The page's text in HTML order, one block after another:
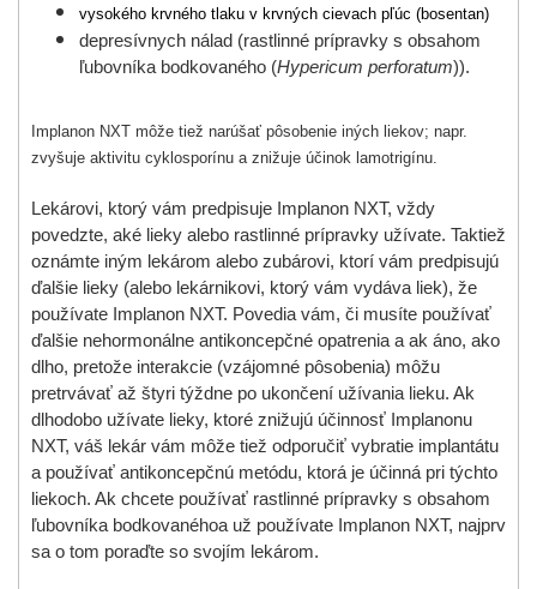
vysokého krvného tlaku v krvných cievach pľúc (bosentan)
depresívnych nálad (rastlinné prípravky s obsahom
ľubovníka bodkovaného (Hypericum perforatum)).
Implanon NXT môže tiež narúšať pôsobenie iných liekov; napr.
zvyšuje aktivitu cyklosporínu a znižuje účinok lamotrigínu.
Lekárovi, ktorý vám predpisuje Implanon NXT, vždy
povedzte, aké lieky alebo rastlinné prípravky užívate. Taktiež
oznámte iným lekárom alebo zubárovi, ktorí vám predpisujú
ďalšie lieky (alebo lekárnikovi, ktorý vám vydáva liek), že
používate Implanon NXT. Povedia vám, či musíte používať
ďalšie nehormonálne antikoncepčné opatrenia a ak áno, ako
dlho, pretože interakcie (vzájomné pôsobenia) môžu
pretrvávať až štyri týždne po ukončení užívania lieku. Ak
dlhodobo užívate lieky, ktoré znižujú účinnosť Implanonu
NXT, váš lekár vám môže tiež odporučiť vybratie implantátu
a používať antikoncepčnú metódu, ktorá je účinná pri týchto
liekoch. Ak chcete používať rastlinné prípravky s obsahom
ľubovníka bodkovanéhoa už používate Implanon NXT, najprv
sa o tom poraďte so svojím lekárom.